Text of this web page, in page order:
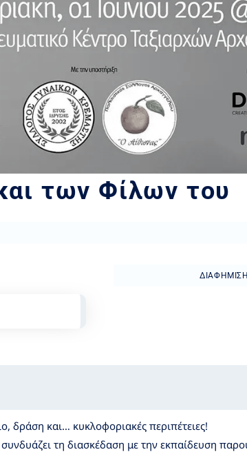
των Φίλων του
ΔΙΑΦΉΜΙΣΗ
δράση και… κυκλοφοριακές περιπέτειες!
τη διασκέδαση με την εκπαίδευση